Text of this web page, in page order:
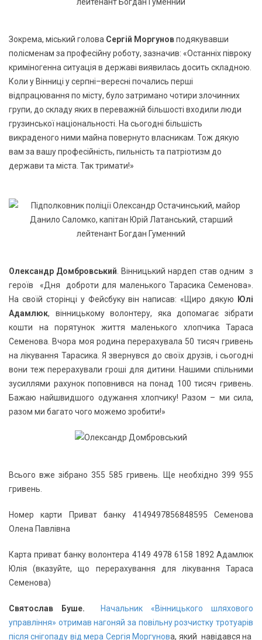
Зокрема, міський голова Сергій Моргуновподякувавши
полісменам за професійну роботу, зазначив: «Останніх півроку
криміногенна ситуація в державі виявилась досить складною.
Коли у Вінниці у серпні–вересні почались перші
відпрацювання по місту, було затримано чотири злочинних
групи, до складу яких в переважній більшості входили люди
грузинської національності. На сьогодні більшість
викраденого ними майна повернуто власникам. Тож дякую
вам за вашу професійність, пильність та патріотизм до
держави та міста. Так тримати!»
Олександр Домбровський . Вінницький нардеп став одним з
героїв «Дня доброти для маленького Тарасика Семенова».
На своїй сторінці у Фейсбуку він написав: «Щиро дякую
Юлі
Адамлюк, вінницькому волонтеру, яка допомагає зібрати
кошти на порятунок життя маленького хлопчика Тараса
Семенова. Вчора моя родина перерахувала 50 тисяч гривень
на лікування Тарасика. Я звернувся до своїх друзів, і сьогодні
вони теж перерахували гроші для дитини. Нашими спільними
зусиллями рахунок поповнився на понад 100 тисяч гривень.
Бажаю найшвидшого одужання хлопчику! Разом – ми сила,
разом ми багато чого можемо зробити!»
Всього вже зібрано 355 585 гривень. Ще необхідно 399 955
гривень.
Номер карти Приват банку 4149497856848595 Семенова
Олена Павлівна
Карта приват банку волонтера 4149 4978 6158 1892 Адамлюк
Юлія (вказуйте, що перерахування для лікування Тараса
Семенова)
Святослав Буше.
Начальник «Вінницького шляхового
управління» отримав нагоняй за повільну розчистку тротуарів
після снігопаду від мера Сергія Моргунова, який навідався на